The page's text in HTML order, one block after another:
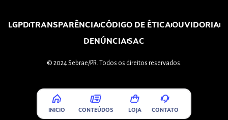
LGPDTRANSPARÊNCIACÓDIGO DE ÉTICAOUVIDORIA
DENÚNCIASAC
© 2024 Sebrae/PR. Todos os direitos reservados.
INICIO CONTEÚDOS LOJA CONTATO